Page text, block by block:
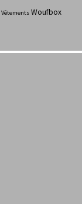
Vêtements Woufbox